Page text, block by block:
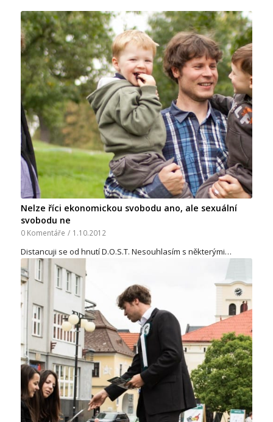
Nelze říci ekonomickou svobodu ano, ale sexuální
svobodu ne
0 Komentáře / 1.10.2012
Distancuji se od hnutí D.O.S.T. Nesouhlasím s některými…